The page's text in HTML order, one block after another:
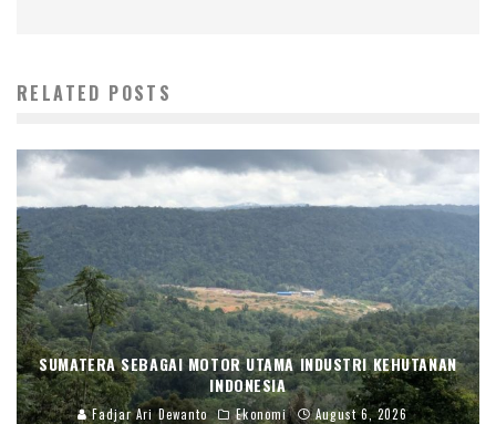
RELATED POSTS
SUMATERA SEBAGAI MOTOR UTAMA INDUSTRI KEHUTANAN
INDONESIA
Fadjar Ari Dewanto Ekonomi August 6, 2026